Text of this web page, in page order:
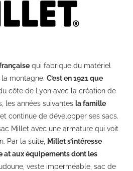
qui fabrique du matériel
montagne. C’est en 1921 que
côte de Lyon avec la création de
les années suivantes la famille
et continue de développer ses sacs.
Millet avec une armature qui voit
Par la suite,
Millet s’intéresse
at aux équipements dont les
veste imperméable, sac de